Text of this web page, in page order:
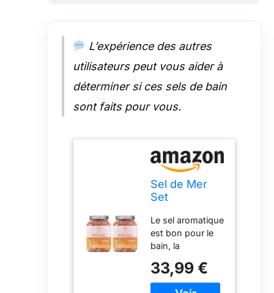
Remplissez-vous
humeur et de
bien-être grâce
aromatiques aux
essentielles
naturelles
L’expérience des autres
utilisateurs peut vous aider à
déterminer si ces sels de bain
sont faits pour vous.
Sel de Mer
Set
& Muscles
2х1300g -
Huiles
Essentielles
Lavande &
Sauge &
Le sel aromatique
est bon pour le
bain, la
beauté et les
soins personnels
33,99 €